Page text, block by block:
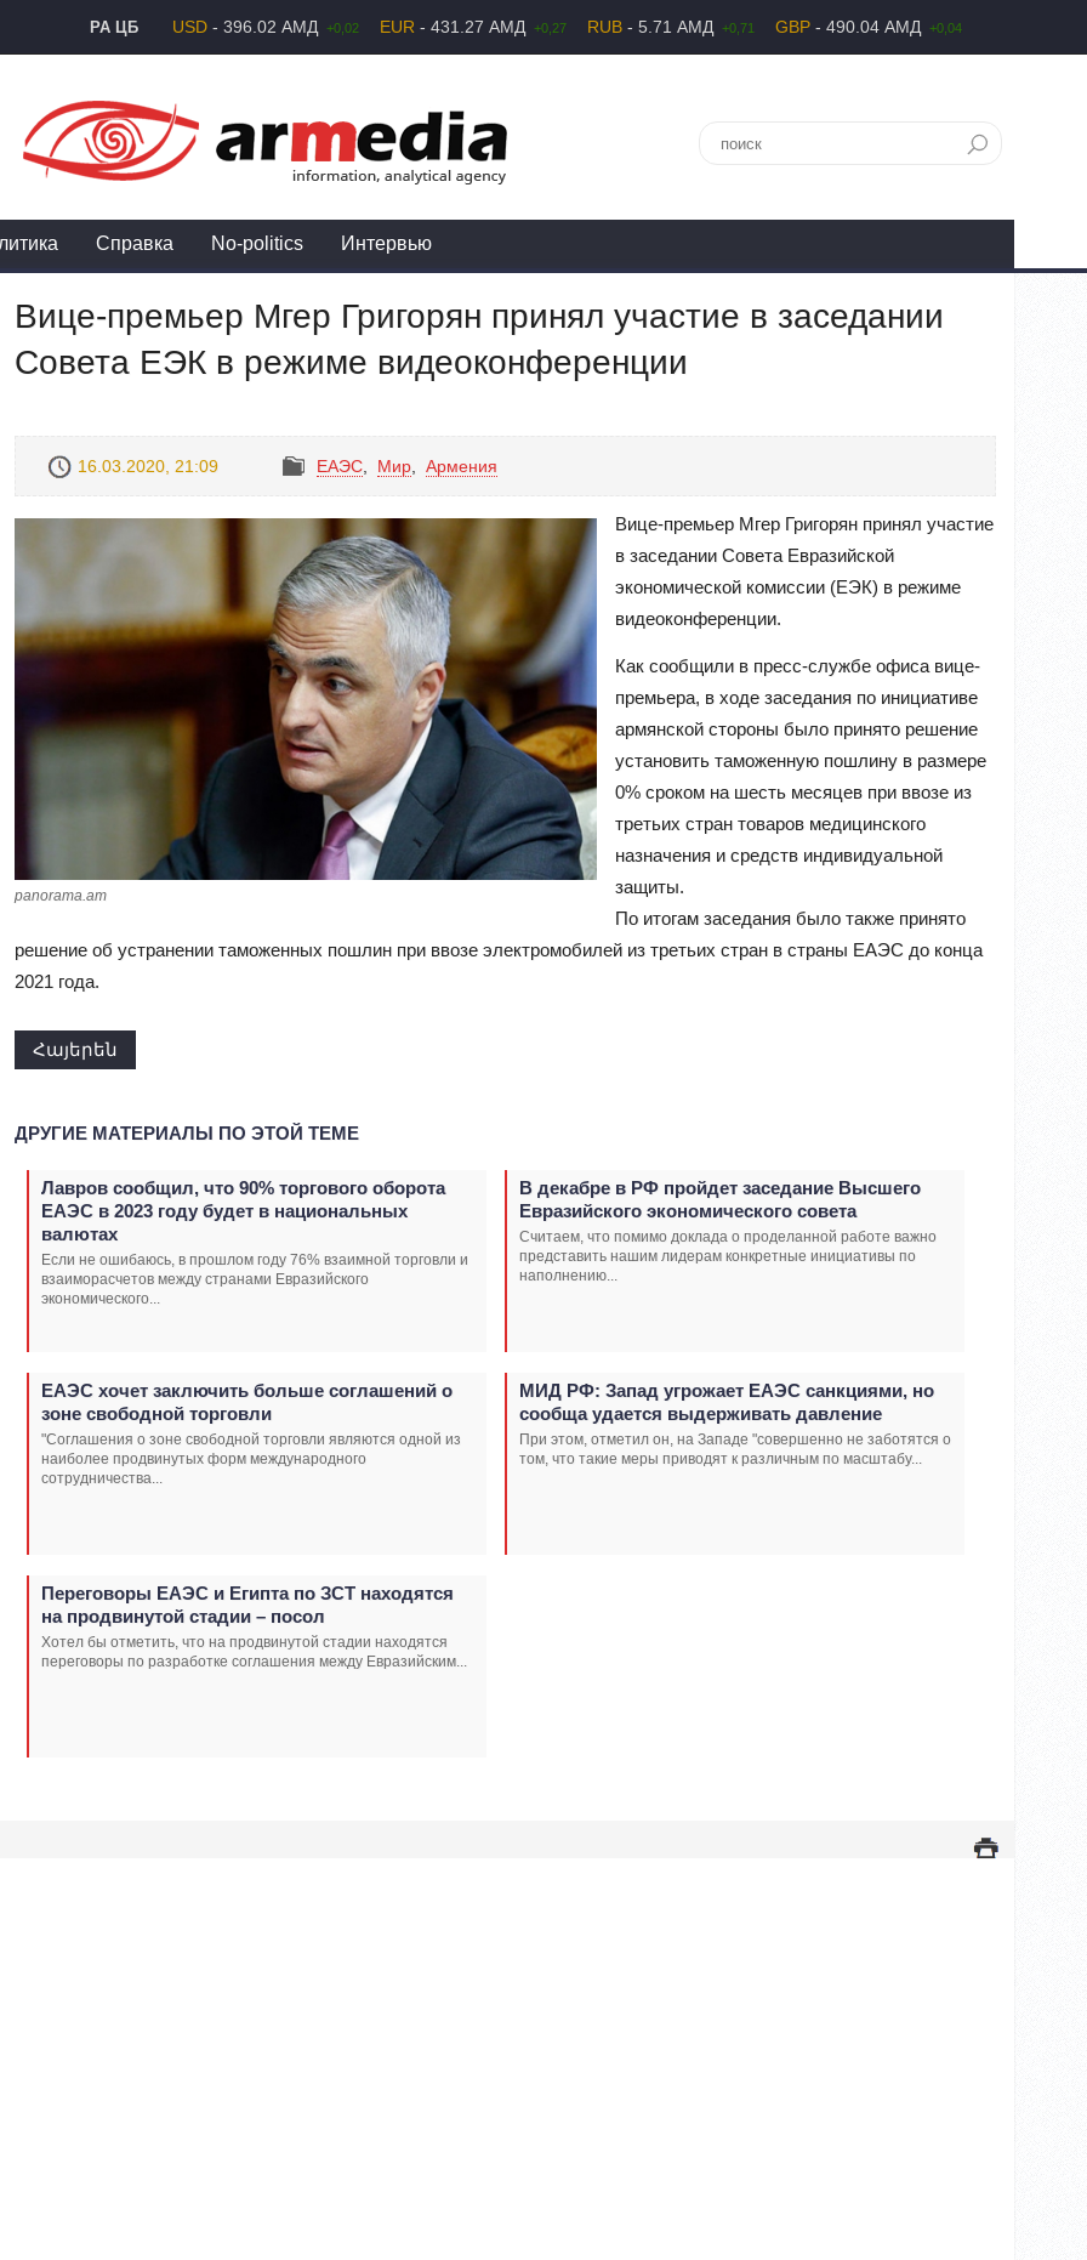
РА ЦБ USD - 396.02 АМД +0,02 EUR - 431.27 АМД +0,27 RUB - 5.71 АМД +0,71 GBP - 490.04 АМД +0,04
Справка No-politics Интервью
Вице-премьер Мгер Григорян принял участие в заседании
Совета ЕЭК в режиме видеоконференции
16.03.2020, 21:09 ЕАЭС Mир Армения
panorama.am
Вице-премьер Мгер Григорян принял участие
в заседании Совета Евразийской
экономической комиссии (ЕЭК) в режиме
видеоконференции.
Как сообщили в пресс-службе офиса вице-
премьера, в ходе заседания по инициативе
армянской стороны было принято решение
установить таможенную пошлину в размере
0% сроком на шесть месяцев при ввозе из
третьих стран товаров медицинского
назначения и средств индивидуальной
защиты.
По итогам заседания было также принято
решение об устранении таможенных пошлин при ввозе электромобилей из третьих стран в страны ЕАЭС до конца
2021 года.
Հայերեն
ДРУГИЕ МАТЕРИАЛЫ ПО ЭТОЙ ТЕМЕ
Лавров сообщил, что 90% торгового оборота
ЕАЭС в 2023 году будет в национальных
валютах
Если не ошибаюсь, в прошлом году 76% взаимной торговли и
взаиморасчетов между странами Евразийского
экономического...
В декабре в РФ пройдет заседание Высшего
Евразийского экономического совета
Считаем, что помимо доклада о проделанной работе важно
представить нашим лидерам конкретные инициативы по
наполнению...
ЕАЭС хочет заключить больше соглашений о
зоне свободной торговли
"Соглашения о зоне свободной торговли являются одной из
наиболее продвинутых форм международного
сотрудничества...
МИД РФ: Запад угрожает ЕАЭС санкциями, но
сообща удается выдерживать давление
При этом, отметил он, на Западе "совершенно не заботятся о
том, что такие меры приводят к различным по масштабу...
Переговоры ЕАЭС и Египта по ЗСТ находятся
на продвинутой стадии – посол
Хотел бы отметить, что на продвинутой стадии находятся
переговоры по разработке соглашения между Евразийским...